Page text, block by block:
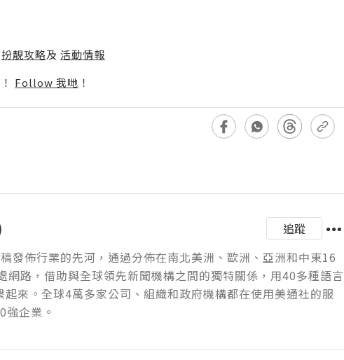
扮靚攻略及 活動情報
Follow 我哋 ！
追蹤
發佈行業的先河，通過分佈在南北美洲、歐洲、亞洲和中東16
網路，借助與全球領先新聞機構之間的獨特關係，用40多種語言
來。全球4萬多家公司、組織和政府機構都在使用美通社的服
企業。